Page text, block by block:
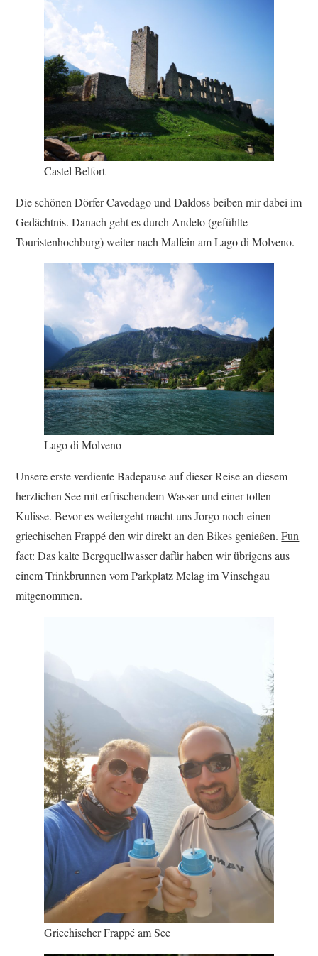
Castel Belfort
Die schönen Dörfer Cavedago und Daldoss beiben mir dabei im
Gedächtnis. Danach geht es durch Andelo (gefühlte
Touristenhochburg) weiter nach Malfein am Lago di Molveno.
Lago di Molveno
Unsere erste verdiente Badepause auf dieser Reise an diesem
herzlichen See mit erfrischendem Wasser und einer tollen
Kulisse. Bevor es weitergeht macht uns Jorgo noch einen
griechischen Frappé den wir direkt an den Bikes genießen.Fun
fact:Das kalte Bergquellwasser dafür haben wir übrigens aus
einem Trinkbrunnen vom Parkplatz Melag im Vinschgau
mitgenommen.
Griechischer Frappé am See